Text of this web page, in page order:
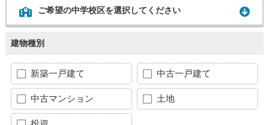
ご希望の中学校区を選択してください
建物種別
新築一戸建て 中古一戸建て
中古マンション 土地